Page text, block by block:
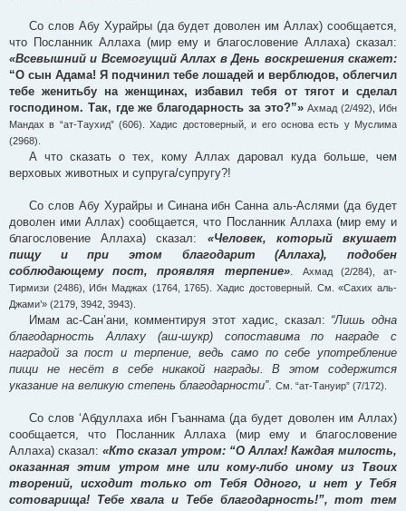
Со слов Абу Хурайры (да будет доволен им Аллах) сообщается,
что Посланник Аллаха (мир ему и благословение Аллаха) сказал:
«Всевышний и Всемогущий Аллах в День воскрешения скажет:
“О сын Адама! Я подчинил тебе лошадей и верблюдов, облегчил
тебе женитьбу на женщинах, избавил тебя от тягот и сделал
господином. Так, где же благодарность за это?”» Ахмад (2/492), Ибн
Мандах в “ат-Таухид” (606). Хадис достоверный, и его основа есть у Муслима
(2968).
А что сказать о тех, кому Аллах даровал куда больше, чем
верховых животных и супруга/супругу?!
Со слов Абу Хурайры и Синана ибн Санна аль-Аслями (да будет
доволен ими Аллах) сообщается, что Посланник Аллаха (мир ему и
благословение Аллаха) сказал: «Человек, который вкушает
пищу и при этом благодарит (Аллаха), подобен
соблюдающему пост, проявляя терпение».
Ахмад (2/284), ат-
Тирмизи (2486), Ибн Маджах (1764, 1765). Хадис достоверный. См. «Сахих аль-
Джами’» (2179, 3942, 3943).
Имам ас-Сан’ани, комментируя этот хадис, сказал: “Лишь одна
благодарность Аллаху (аш-шукр) сопоставима по награде с
наградой за пост и терпение, ведь само по себе употребление
пищи не несёт в себе никакой награды. В этом содержится
указание на великую степень благодарности”. См. “ат-Тануир” (7/172).
Со слов ‘Абдуллаха ибн Гъаннама (да будет доволен им Аллах)
сообщается, что Посланник Аллаха (мир ему и благословение
Аллаха) сказал:«Кто сказал утром: “О Аллах! Каждая милость,
оказанная этим утром мне или кому-либо иному из Твоих
творений, исходит только от Тебя Одного, и нет у Тебя
сотоварища! Тебе хвала и Тебе благодарность!”, тот тем